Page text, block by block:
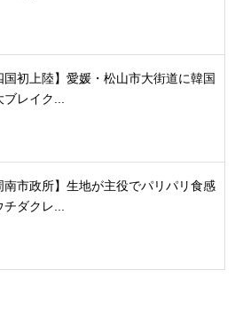
国初上陸】愛媛・松山市大街道に韓国
ブレイク...
南市政所】生地が主役でパリパリ食感
チダクレ...